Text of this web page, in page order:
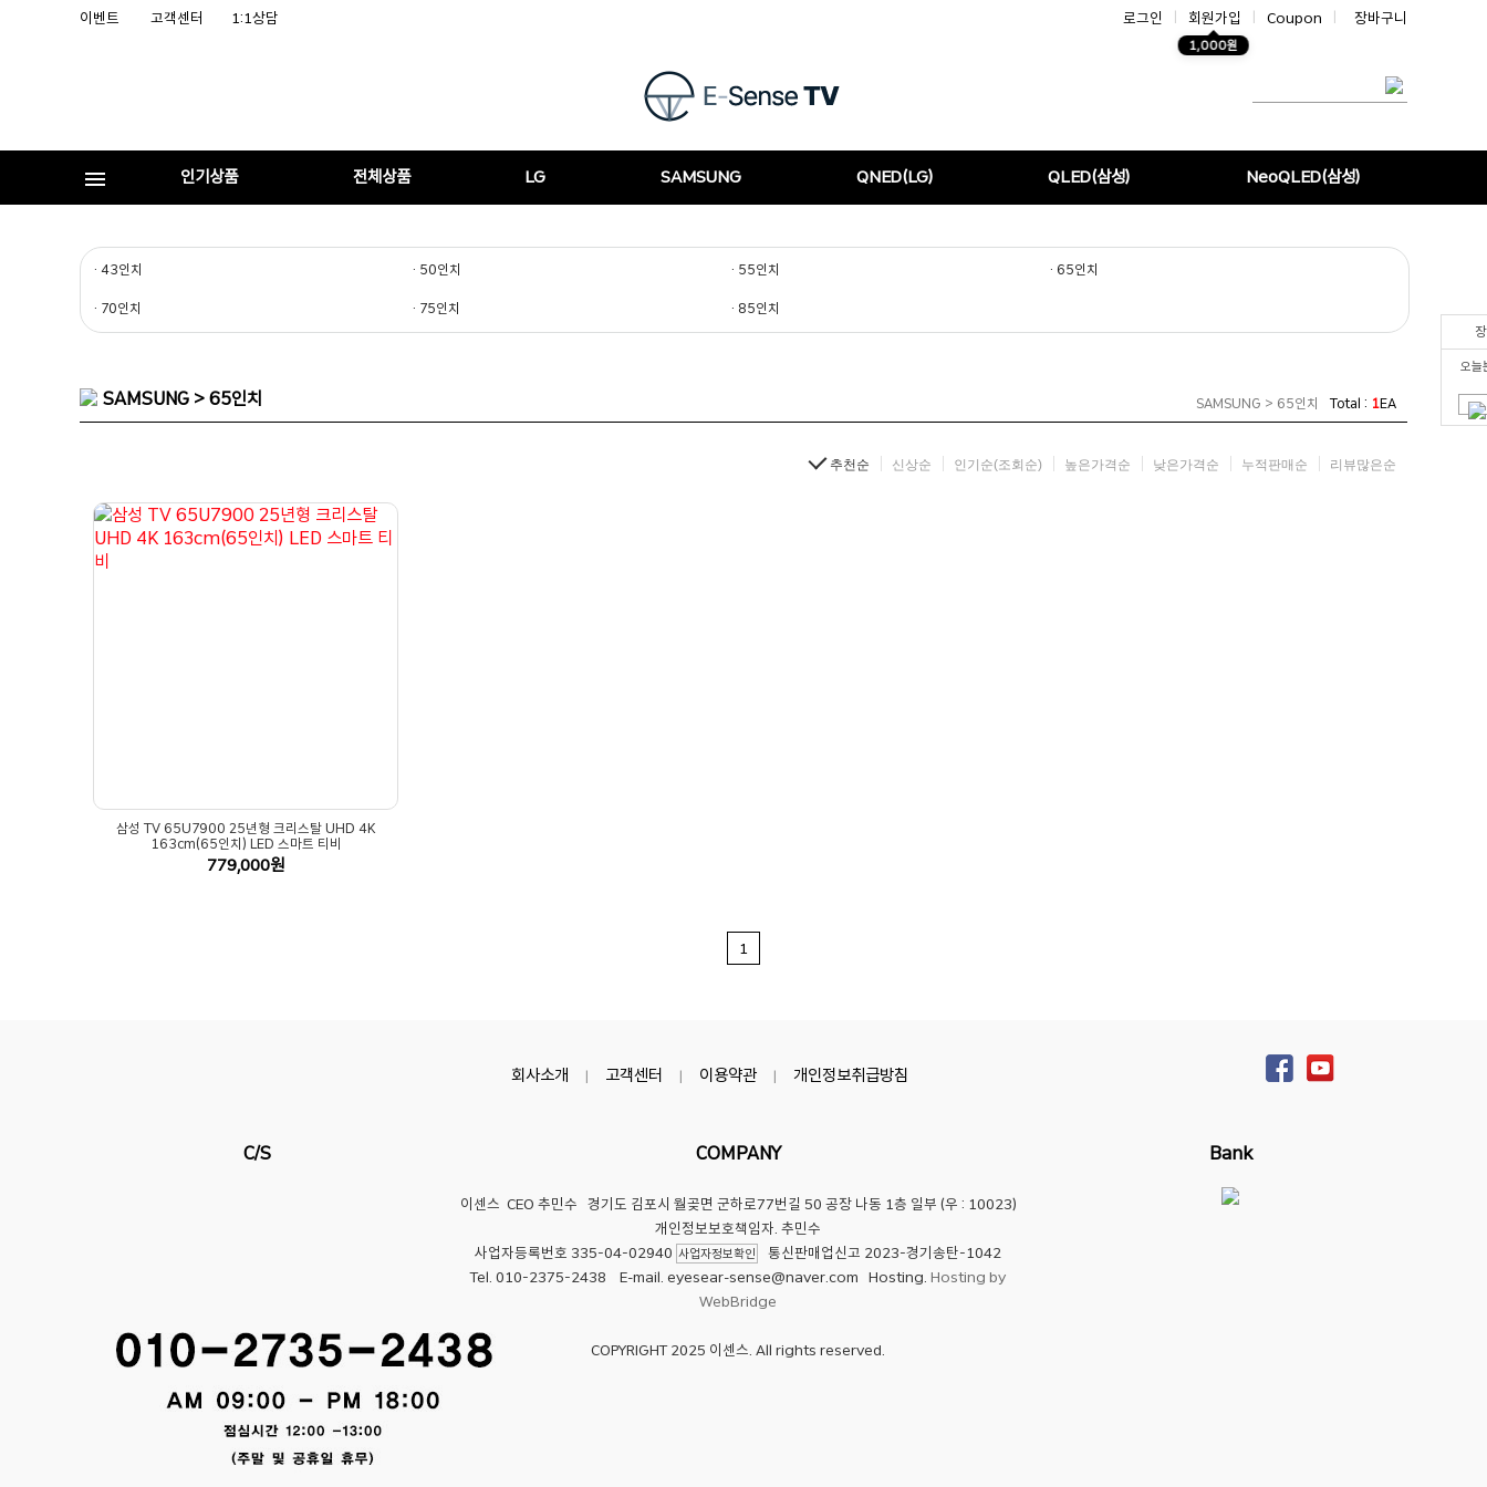
1:1상담
고객센터
이벤트 로그인 회원가입
1,000원
Coupon 장바구니
인기상품 전체상품 LG SAMSUNG QNED(LG) QLED(삼성) NeoQLED(삼성)
오늘
· 43인치 · 50인치 · 55인치 · 65인치
· 70인치 · 75인치 · 85인치
SAMSUNG > 65인치 SAMSUNG > 65인치 Total : 1EA
추천순 신상순 인기순(조회순) 높은가격순 낮은가격순 누적판매순 리뷰많은순
삼성 TV 65U7900 25년형 크리스탈 UHD 4K
163cm(65인치) LED 스마트 티비
779,000원
회사소개 | 고객센터 | 이용약관 | 개인정보취급방침
C/S COMPANY
이센스 CEO 추민수 경기도 김포시 월곶면 군하로77번길 50 공장 나동 1층 일부 (우 : 10023)
개인정보보호책임자. 추민수
사업자등록번호 335-04-02940 사업자정보확인
통신판매업신고 2023-경기송탄-1042
Tel. 010-2375-2438 E-mail. eyesear-sense@naver.com Hosting. Hosting by
WebBridge
COPYRIGHT 2025 이센스. All rights reserved.
Bank